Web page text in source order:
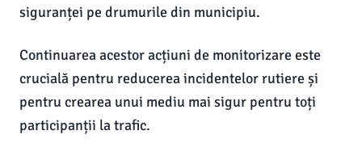
siguranței pe drumurile din municipiu.
Continuarea acestor acțiuni de monitorizare este
crucială pentru reducerea incidentelor rutiere și
pentru crearea unui mediu mai sigur pentru toți
participanții la trafic.